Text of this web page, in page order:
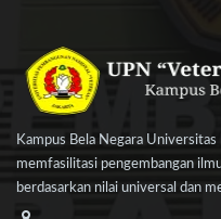
Kampus Bela Negara
memfasilitasi pengembangan
berdasarkan nilai universal dan